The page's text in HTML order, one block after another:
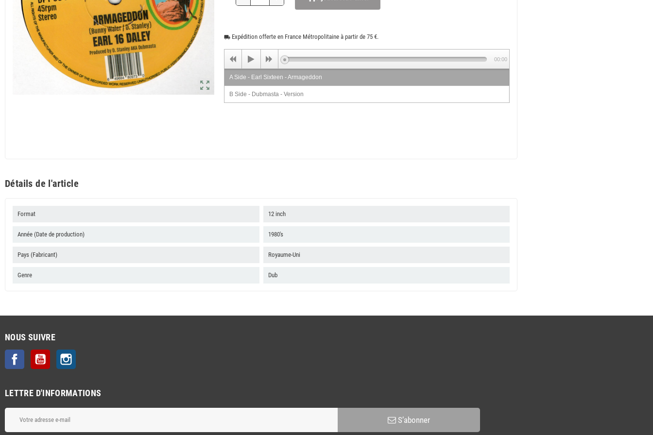
zoom_out_map
local_shippingExpédition offerte en France Métropolitaine à partir de 75 €.
A Side - Earl Sixteen - Armageddon
B Side - Dubmasta - Version
00:00
Détails de l'article
Format 12 inch
Année (Date de production) 1980's
Pays (Fabricant) Royaume-Uni
Genre Dub
NOUS SUIVRE
Facebook YouTube
LETTRE D'INFORMATIONS
S’abonner